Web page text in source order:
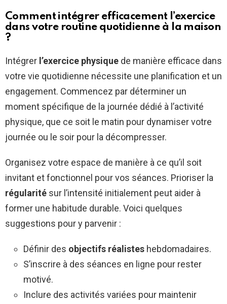
Comment intégrer efficacement l’exercice
dans votre routine quotidienne à la maison
?
Intégrer l’exercice physique de manière efficace dans
votre vie quotidienne nécessite une planification et un
engagement. Commencez par déterminer un
moment spécifique de la journée dédié à l’activité
physique, que ce soit le matin pour dynamiser votre
journée ou le soir pour la décompresser.
Organisez votre espace de manière à ce qu’il soit
invitant et fonctionnel pour vos séances. Prioriser la
régularité sur l’intensité initialement peut aider à
former une habitude durable. Voici quelques
suggestions pour y parvenir :
Définir des objectifs réalistes hebdomadaires.
S’inscrire à des séances en ligne pour rester
motivé.
Inclure des activités variées pour maintenir